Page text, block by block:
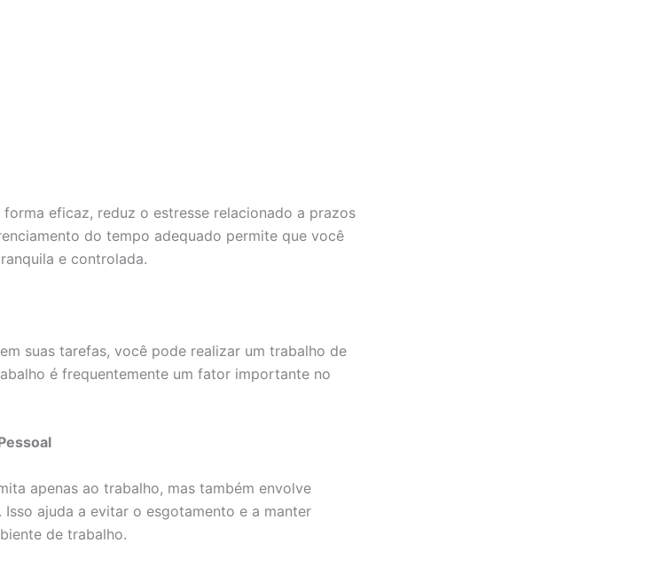
eficaz, reduz o estresse relacionado a prazos
do tempo adequado permite que você
e controlada.
suas tarefas, você pode realizar um trabalho de
é frequentemente um fator importante no
apenas ao trabalho, mas também envolve
ajuda a evitar o esgotamento e a manter
de trabalho.